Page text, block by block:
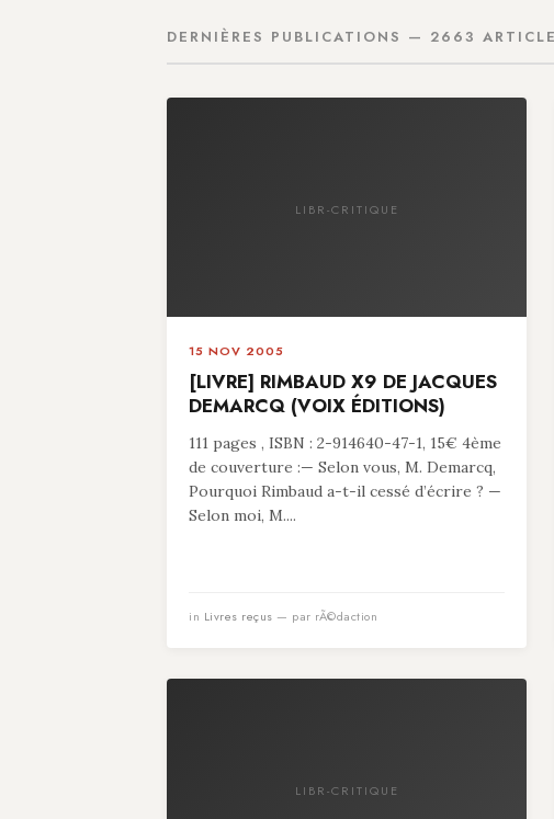
DERNIÈRES PUBLICATIONS — 2663
LIBR-CRITIQUE
15 NOV 2005
[LIVRE] RIMBAUD X9 DE JACQUES
DEMARCQ (VOIX ÉDITIONS)
111 pages , ISBN : 2-914640-47-1, 15€ 4ème
de couverture :— Selon vous, M. Demarcq,
Pourquoi Rimbaud a-t-il cessé d’écrire ? —
Selon moi, M....
in Livres reçus — par rÃ©daction
LIBR-CRITIQUE